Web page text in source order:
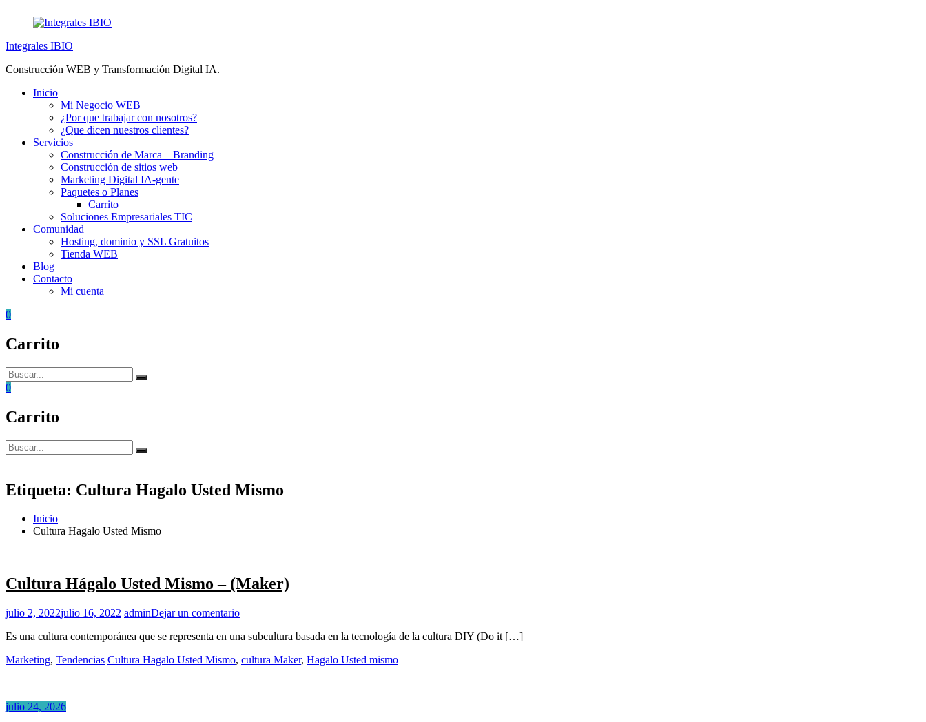
Integrales IBIO
Construcción WEB y Transformación Digital IA.
Inicio
Mi Negocio WEB
¿Por que trabajar con nosotros?
¿Que dicen nuestros clientes?
Servicios
Construcción de Marca – Branding
Construcción de sitios web
Marketing Digital IA-gente
Paquetes o Planes
Carrito
Soluciones Empresariales TIC
Comunidad
Hosting, dominio y SSL Gratuitos
Tienda WEB
Blog
Contacto
Mi cuenta
0
Carrito
Buscar:
Buscar
0
Carrito
Buscar:
Buscar
Etiqueta: Cultura Hagalo Usted Mismo
Inicio
Cultura Hagalo Usted Mismo
Cultura Hágalo Usted Mismo – (Maker)
julio 2, 2022julio 16, 2022 adminDejar un comentarioen
Hágalo
Mismo
Es una cultura contemporánea que se representa en una subcultura basada en la tecnología de la cultura DIY (Do it […]
Marketing, Tendencias Cultura Hagalo Usted Mismo, cultura Maker, Hagalo Usted mismo
julio 24, 2026